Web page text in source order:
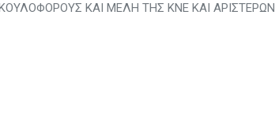
ΚΑΙ ΜΕΛΗ ΤΗΣ ΚΝΕ ΚΑΙ ΑΡΙΣΤΕΡΩΝ